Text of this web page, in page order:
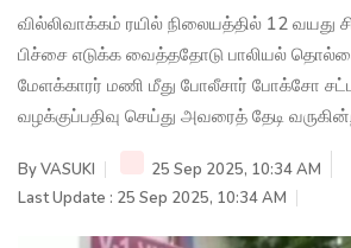
வில்லிவாக்கம் ரயில் நிலையத்தில் 12 வயது
பிச்சை எடுக்க வைத்ததோடு பாலியல்
மேளக்காரர் மணி மீது போலீசார் போக்சோ
வழக்குப்பதிவு செய்து அவரைத் தேடி
ByVASUKI
25 Sep 2025, 10:34 AM
Last Update : 25 Sep 2025, 10:34 AM